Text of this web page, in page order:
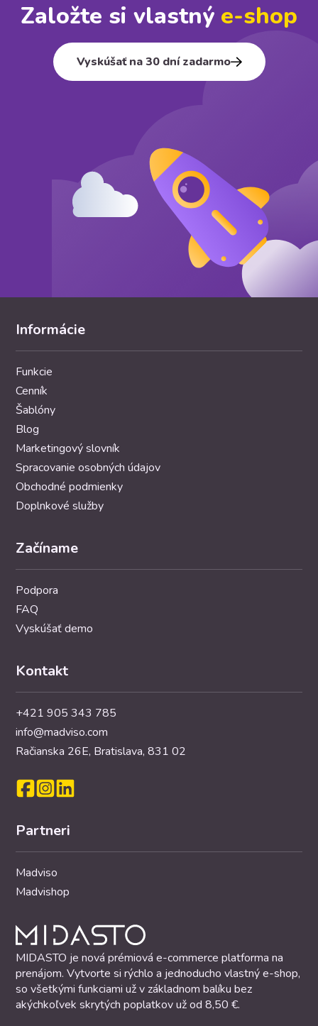
Založte si vlastný e⁠-⁠shop
Vyskúšať na 30 dní zadarmo
Informácie
Funkcie
Cenník
Šablóny
Blog
Marketingový slovník
Spracovanie osobných údajov
Obchodné podmienky
Doplnkové služby
Začíname
Podpora
FAQ
Vyskúšať demo
Kontakt
+421 905 343 785
info@madviso.com
Račianska 26E, Bratislava, 831 02
Partneri
Madviso
Madvishop
MIDASTO je nová prémiová e-commerce platforma na
prenájom. Vytvorte si rýchlo a jednoducho vlastný e-shop,
so všetkými funkciami už v základnom balíku bez
akýchkoľvek skrytých poplatkov už od 8,50 €.